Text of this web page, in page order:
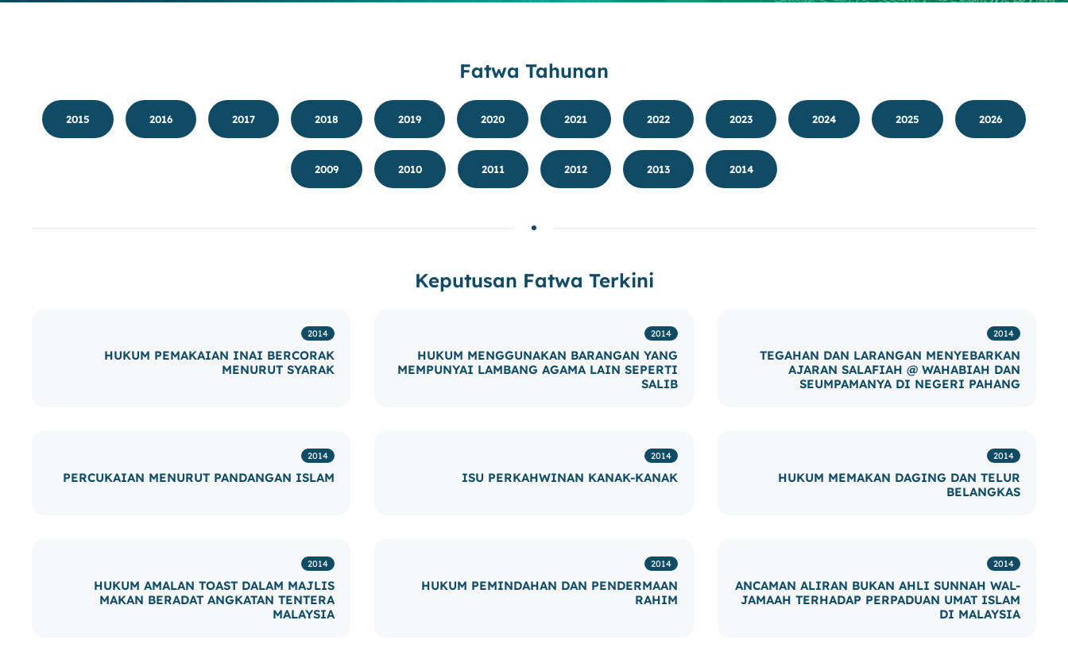
Fatwa Tahunan
2026
2025
2024
2023
2022
2021
2020
2019
2018
2017
2016
2015
2014
2013
2012
2011
2010
2009
Keputusan Fatwa Terkini
2014
TEGAHAN DAN LARANGAN MENYEBARKAN
AJARAN SALAFIAH @ WAHABIAH DAN
SEUMPAMANYA DI NEGERI PAHANG
2014
HUKUM MENGGUNAKAN BARANGAN YANG
MEMPUNYAI LAMBANG AGAMA LAIN SEPERTI
SALIB
2014
HUKUM PEMAKAIAN INAI BERCORAK
MENURUT SYARAK
2014
HUKUM MEMAKAN DAGING DAN TELUR
BELANGKAS
2014
ISU PERKAHWINAN KANAK-KANAK
2014
PERCUKAIAN MENURUT PANDANGAN ISLAM
2014
ANCAMAN ALIRAN BUKAN AHLI SUNNAH WAL-
JAMAAH TERHADAP PERPADUAN UMAT ISLAM
DI MALAYSIA
2014
HUKUM PEMINDAHAN DAN PENDERMAAN
RAHIM
2014
HUKUM AMALAN TOAST DALAM MAJLIS
MAKAN BERADAT ANGKATAN TENTERA
MALAYSIA